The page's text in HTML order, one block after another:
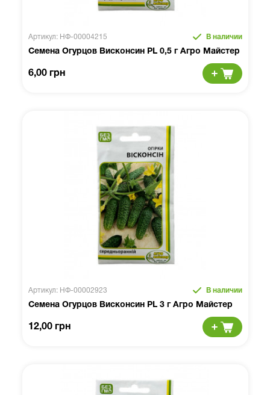
Артикул: НФ-00004215 В наличии
Семена Огурцов Висконсин PL 0,5 г Агро Майстер
6,00 грн
Артикул: НФ-00002923 В наличии
Семена Огурцов Висконсин PL 3 г Агро Майстер
12,00 грн